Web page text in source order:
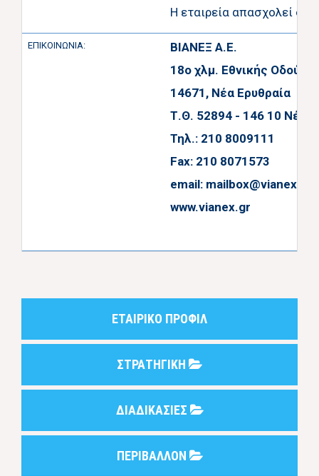
Η εταιρεία απασχολεί
ΕΠΙΚΟΙΝΩΝΙΑ:
ΒΙΑΝΕΞ Α.Ε.
18ο χλμ. Εθνικής Οδού
14671, Νέα Ερυθραία
Τ.Θ. 52894 - 146 10 Νέα
Τηλ.: 210 8009111
Fax: 210 8071573
email: mailbox@vianex.gr
www.vianex.gr
ΕΤΑΙΡΙΚΟ ΠΡΟΦΙΛ
ΣΤΡΑΤΗΓΙΚΗ
ΔΙΑΔΙΚΑΣΙΕΣ
ΠΕΡΙΒΑΛΛΟΝ